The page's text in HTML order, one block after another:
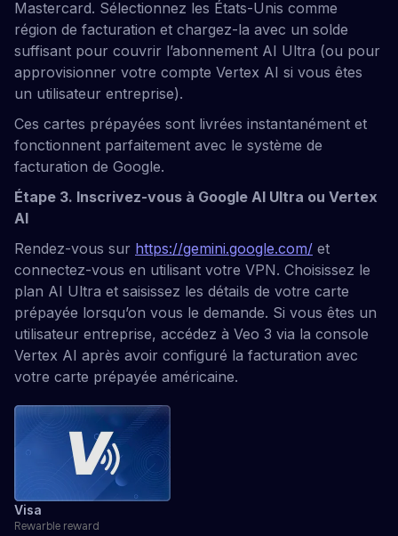
Mastercard. Sélectionnez les États-Unis comme
région de facturation et chargez-la avec un solde
suffisant pour couvrir l’abonnement AI Ultra (ou pour
approvisionner votre compte Vertex AI si vous êtes
un utilisateur entreprise).
Ces cartes prépayées sont livrées instantanément et
fonctionnent parfaitement avec le système de
facturation de Google.
Étape 3. Inscrivez-vous à Google AI Ultra ou Vertex
AI
Rendez-vous sur https://gemini.google.com/ et
connectez-vous en utilisant votre VPN. Choisissez le
plan AI Ultra et saisissez les détails de votre carte
prépayée lorsqu’on vous le demande. Si vous êtes un
utilisateur entreprise, accédez à Veo 3 via la console
Vertex AI après avoir configuré la facturation avec
votre carte prépayée américaine.
Visa
Rewarble reward